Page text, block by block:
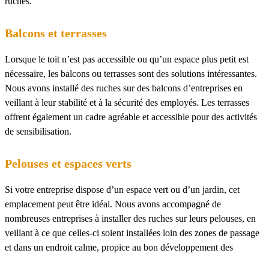
Balcons et terrasses
Lorsque le toit n’est pas accessible ou qu’un espace plus petit est
nécessaire, les balcons ou terrasses sont des solutions intéressantes.
Nous avons installé des ruches sur des balcons d’entreprises en
veillant à leur stabilité et à la sécurité des employés. Les terrasses
offrent également un cadre agréable et accessible pour des activités
de sensibilisation.
Pelouses et espaces verts
Si votre entreprise dispose d’un espace vert ou d’un jardin, cet
emplacement peut être idéal. Nous avons accompagné de
nombreuses entreprises à installer des ruches sur leurs pelouses, en
veillant à ce que celles-ci soient installées loin des zones de passage
et dans un endroit calme, propice au bon développement des